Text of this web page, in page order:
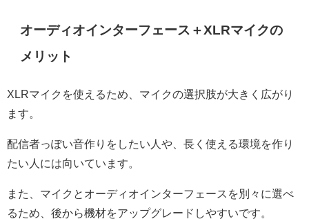
オーディオインターフェース＋XLRマイクの
メリット
XLRマイクを使えるため、マイクの選択肢が大きく広がり
ます。
配信者っぽい音作りをしたい人や、長く使える環境を作り
たい人には向いています。
また、マイクとオーディオインターフェースを別々に選べ
るため、後から機材をアップグレードしやすいです。